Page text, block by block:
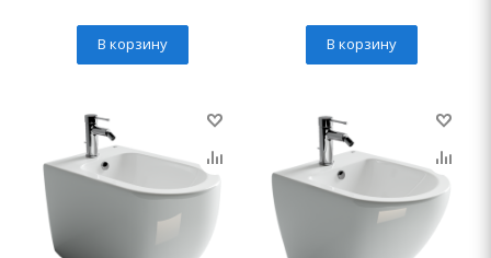
В корзину В корзину